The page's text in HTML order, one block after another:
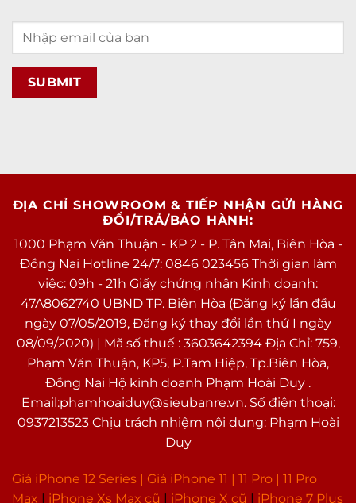
ĐỊA CHỈ SHOWROOM & TIẾP NHẬN GỬI HÀNG
ĐỔI/TRẢ/BẢO HÀNH:
1000 Phạm Văn Thuận - KP 2 - P. Tân Mai, Biên Hòa -
Đồng Nai Hotline 24/7: 0846 023456 Thời gian làm
việc: 09h - 21h Giấy chứng nhận Kinh doanh:
47A8062740 UBND TP. Biên Hòa (Đăng ký lần đầu
ngày 07/05/2019, Đăng ký thay đổi lần thứ I ngày
08/09/2020) | Mã số thuế : 3603642394 Địa Chỉ: 759,
Phạm Văn Thuận, KP5, P.Tam Hiệp, Tp.Biên Hòa,
Đồng Nai Hộ kinh doanh Phạm Hoài Duy .
Email:phamhoaiduy@sieubanre.vn. Số điện thoại:
0937213523 Chịu trách nhiệm nội dung: Phạm Hoài
Duy
Giá iPhone 12 Series | Giá iPhone 11 | 11 Pro | 11 Pro
Max | iPhone Xs Max cũ | iPhone X cũ | iPhone 7 Plus